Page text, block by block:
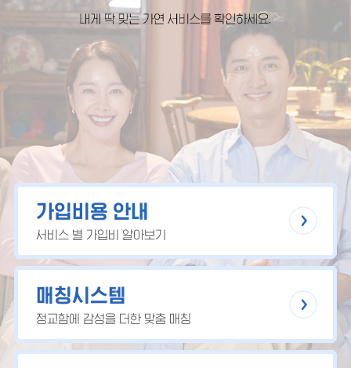
가입비용 안내
서비스 별 가입비 알아보기
매칭시스템
정교함에 감성을 더한 맞춤 매칭